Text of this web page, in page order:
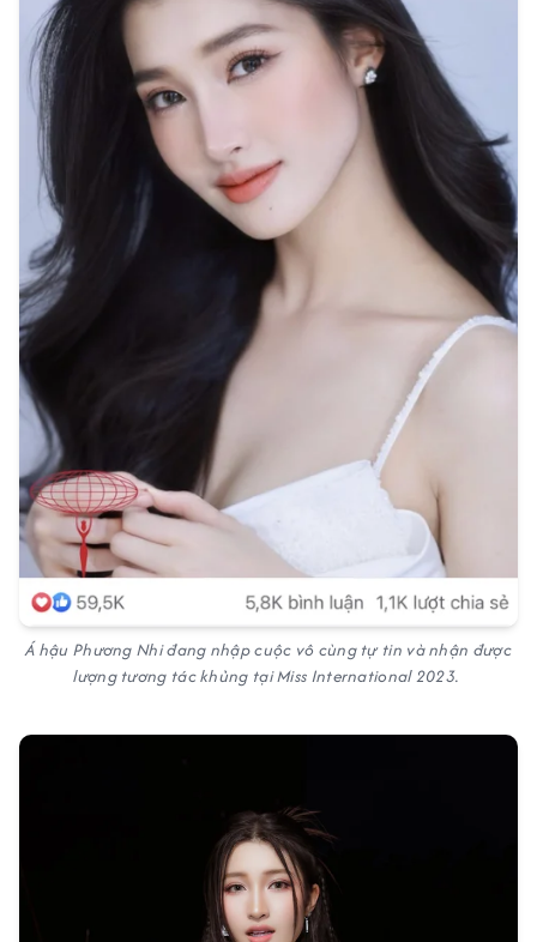
Á hậu Phương Nhi đang nhập cuộc vô cùng tự tin và nhận được
lượng tương tác khủng tại Miss International 2023.